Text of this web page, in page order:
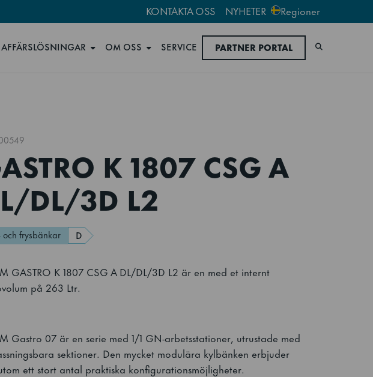
KONTAKTA OSS NYHETER Regioner
AFFÄRSLÖSNINGAR OM OSS SERVICE PARTNER PORTAL Sök
K 1807 CSG A
DL/3D L2
och frysbänkar D
GASTRO K 1807 CSG A DL/DL/3D L2 är en med et internt
på 263 Ltr.
Gastro 07 är en serie med 1/1 GN-arbetsstationer, utrustade med
sektioner. Den mycket modulära kylbänken erbjuder
ett stort antal praktiska konfigurationsmöjligheter.